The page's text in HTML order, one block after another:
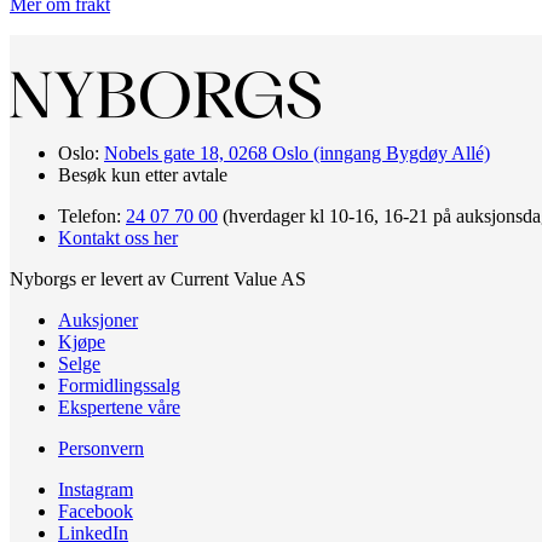
Oslo: Nobels gate 18, 0268 Oslo (inngang Bygdøy Allé)
Besøk kun etter avtale
Telefon: 24 07 70 00 (hverdager kl 10-16, 16-21 på
Kontakt oss her
Nyborgs er levert av Current Value AS
Auksjoner
Kjøpe
Selge
Formidlingssalg
Ekspertene våre
Personvern
Instagram
Facebook
LinkedIn